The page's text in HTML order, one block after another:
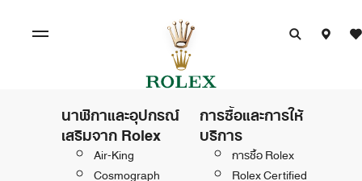
นาฬิกาและอุปกรณ์
เสริมจาก Rolex
Air-King
Cosmograph
การซื้อและการให้
บริการ
การซื้อ Rolex
Rolex Certified